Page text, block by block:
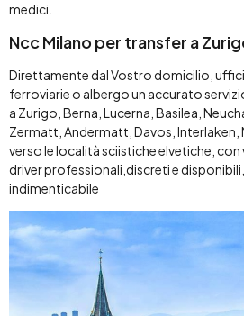
medici.
Ncc Milano per transfer a
Direttamente dal Vostro domicilio,
ferroviarie o albergo un accurato
a Zurigo, Berna, Lucerna, Basilea,
Zermatt, Andermatt, Davos, Interlaken,
verso le località sciistiche elvetiche,
driver professionali,discreti e
indimenticabile